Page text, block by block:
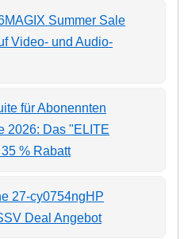
MAGIX Summer Sale
Video- und Audio-
2026: Das "ELITE
% Rabatt
HP
Deal Angebot